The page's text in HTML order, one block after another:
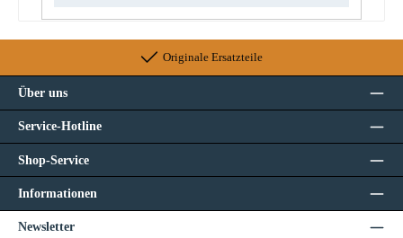
Originale Ersatzteile
Über uns
Service-Hotline
Shop-Service
Informationen
Newsletter